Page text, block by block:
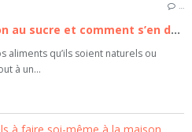
…
En savoir plus sur l’addiction au sucre et comment s’en débarrasser
aliments qu’ils soient naturels ou
à un...